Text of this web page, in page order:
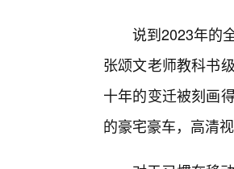
说到2023年的
张颂文老师教科书
十年的变迁被刻画
的豪宅豪车，高清